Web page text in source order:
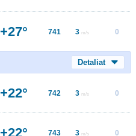
+27° 741 3 m/s 0
Detaliat
+22° 742 3 m/s 0
+22° 743 3 m/s 0